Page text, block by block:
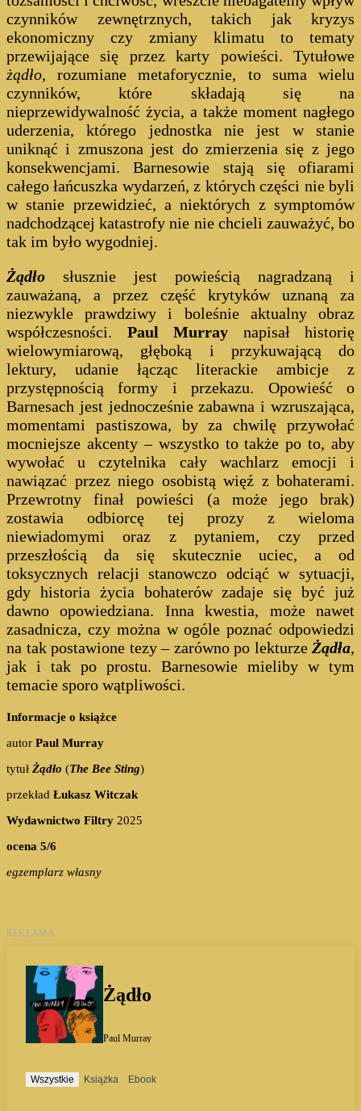
czynników zewnętrznych, takich jak kryzys
ekonomiczny czy zmiany klimatu to tematy
przewijające się przez karty powieści. Tytułowe
żądło, rozumiane metaforycznie, to suma wielu
czynników, które składają się na
nieprzewidywalność życia, a także moment nagłego
uderzenia, którego jednostka nie jest w stanie
uniknąć i zmuszona jest do zmierzenia się z jego
konsekwencjami. Barnesowie stają się ofiarami
całego łańcuszka wydarzeń, z których części nie byli
w stanie przewidzieć, a niektórych z symptomów
nadchodzącej katastrofy nie nie chcieli zauważyć, bo
tak im było wygodniej.
Żądło słusznie jest powieścią nagradzaną i
zauważaną, a przez część krytyków uznaną za
niezwykle prawdziwy i boleśnie aktualny obraz
współczesności. Paul Murray napisał historię
wielowymiarową, głęboką i przykuwającą do
lektury, udanie łącząc literackie ambicje z
przystępnością formy i przekazu. Opowieść o
Barnesach jest jednocześnie zabawna i wzruszająca,
momentami pastiszowa, by za chwilę przywołać
mocniejsze akcenty – wszystko to także po to, aby
wywołać u czytelnika cały wachlarz emocji i
nawiązać przez niego osobistą więź z bohaterami.
Przewrotny finał powieści (a może jego brak)
zostawia odbiorcę tej prozy z wieloma
niewiadomymi oraz z pytaniem, czy przed
przeszłością da się skutecznie uciec, a od
toksycznych relacji stanowczo odciąć w sytuacji,
gdy historia życia bohaterów zadaje się być już
dawno opowiedziana. Inna kwestia, może nawet
zasadnicza, czy można w ogóle poznać odpowiedzi
na tak postawione tezy – zarówno po lekturze Żądła,
jak i tak po prostu. Barnesowie mieliby w tym
temacie sporo wątpliwości.
Informacje o książce
autor Paul Murray
tytuł Żądło (The Bee Sting)
przekład Łukasz Witczak
Wydawnictwo Filtry 2025
ocena 5/6
egzemplarz własny